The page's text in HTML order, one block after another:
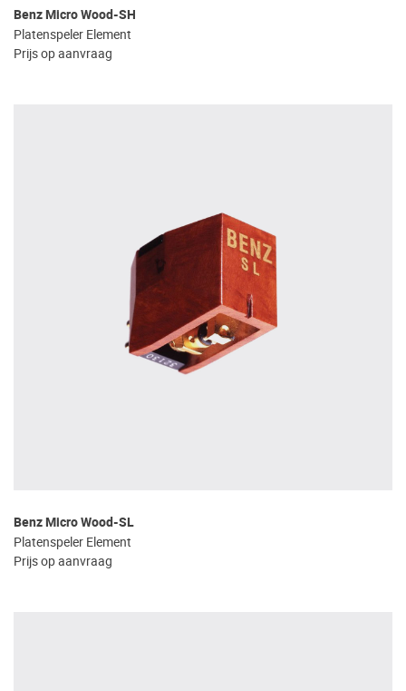
Benz Micro Wood-SH
Platenspeler Element
Prijs op aanvraag
Benz Micro Wood-SL
Platenspeler Element
Prijs op aanvraag